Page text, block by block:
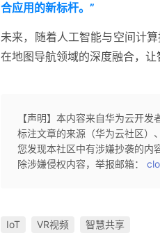
合应用的新标杆。”
未来，随着人工智能与空间计
在地图导航领域的深度融合，让
【声明】本内容来自华为云开
标注文章的来源（华为云社区）
您发现本社区中有涉嫌抄袭的内
除涉嫌侵权内容，举报邮箱：
IoT VR视频 智慧共享